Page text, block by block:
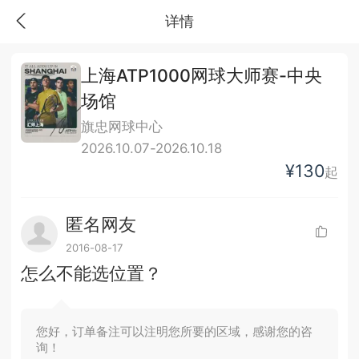
详情
上海ATP1000网球大师赛-中央
场馆
旗忠网球中心
2026.10.07-2026.10.18
¥130起
匿名网友
2016-08-17
怎么不能选位置？
您好，订单备注可以注明您所要的区域，感谢您的咨
询！